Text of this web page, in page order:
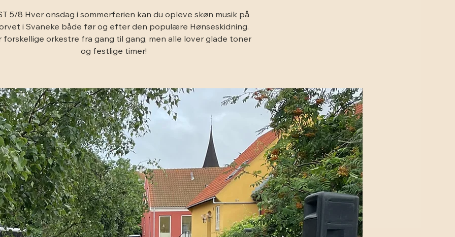
5/8 Hver onsdag i sommerferien kan du opleve skøn musik på
i Svaneke både før og efter den populære Hønseskidning.
forskellige orkestre fra gang til gang, men alle lover glade toner
og festlige timer!